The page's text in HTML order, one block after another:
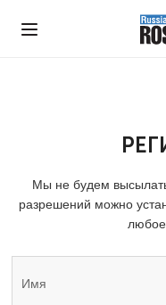
Мы не будем
разрешений можно